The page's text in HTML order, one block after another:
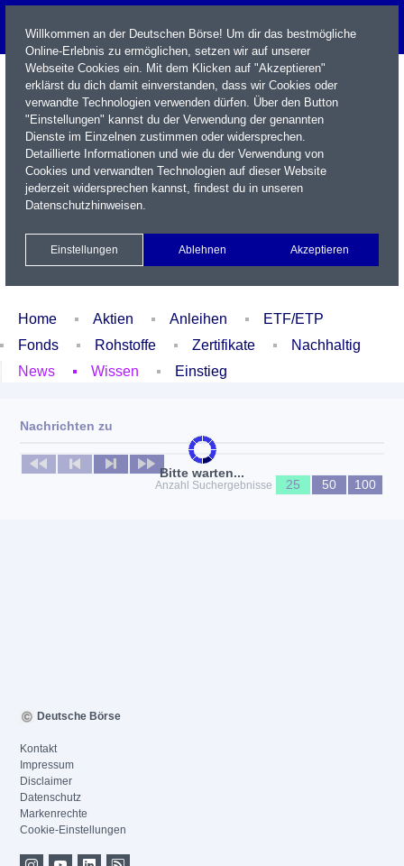
Name / WKN / ISIN / Kürzel
Xetra Realtime
Watchlist Portfolio Login
Home Aktien Anleihen
ETF/ETP
Fonds
Rohstoffe Zertifikate
Nachhaltig
News
Wissen Einstieg
Bitte warten...
Nachrichten zu
Keine News verfügbar
Anzahl Suchergebnisse
25 50 100
Willkommen an der Deutschen Börse! Um dir das bestmögliche
Online-Erlebnis zu ermöglichen, setzen wir auf unserer
Webseite Cookies ein. Mit dem Klicken auf "Akzeptieren"
erklärst du dich damit einverstanden, dass wir Cookies oder
verwandte Technologien verwenden dürfen. Über den Button
"Einstellungen" kannst du der Verwendung der genannten
Dienste im Einzelnen zustimmen oder widersprechen.
Detaillierte Informationen und wie du der Verwendung von
Cookies und verwandten Technologien auf dieser Website
jederzeit widersprechen kannst, findest du in unseren
Datenschutzhinweisen.
Einstellungen Ablehnen Akzeptieren
Deutsche Börse
Kontakt
Impressum
Disclaimer
Datenschutz
Markenrechte
Cookie-Einstellungen